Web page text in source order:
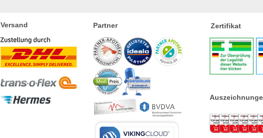
Versand Partner Zertifikat